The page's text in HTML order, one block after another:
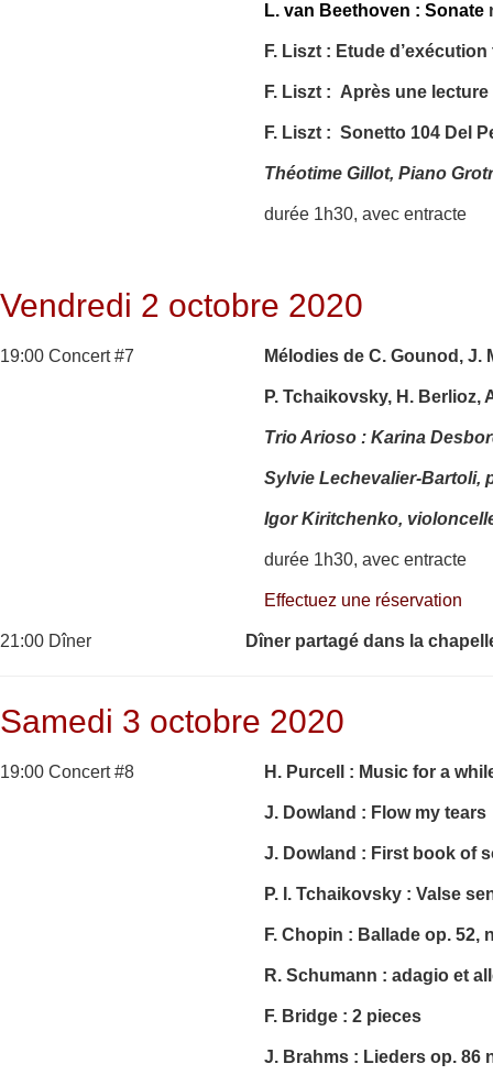
L. van Beethoven : Sonate
F. Liszt : Etude
F. Liszt : Après une lecture
F. Liszt : Sonetto 104 Del
Théotime Gillot, Piano
durée 1h30, avec entracte
Vendredi 2 octobre 2020
19:00 Concert #7 Mélodies de C. Gounod, J.
P. Tchaikovsky, H. Berlioz,
Trio Arioso : Karina
Sylvie Lechevalier-Bartoli,
Igor Kiritchenko,
durée 1h30, avec entracte
Effectuez une réservation
21:00 Dîner Dîner partagé dans la
Samedi 3 octobre 2020
19:00 Concert #8 H. Purcell : Music for a
J. Dowland : Flow my tears
J. Dowland : First book of
P. I. Tchaikovsky : Valse
F. Chopin : Ballade op. 52,
R. Schumann : adagio et
F. Bridge : 2 pieces
J. Brahms : Lieders op. 86